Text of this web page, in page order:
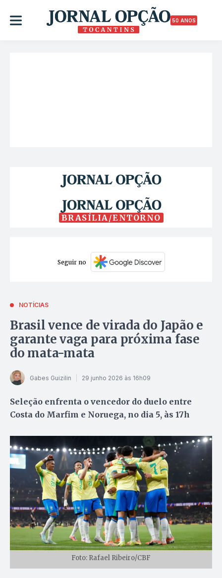
50 ANOS
BRASÍLIA/ENTORNO
Seguir no
NOTÍCIAS
Brasil vence de virada do Japão e
garante vaga para próxima fase
do mata-mata
Gabes Guizilin 29 junho 2026 às 16h09
Seleção enfrenta o vencedor do duelo entre
Costa do Marfim e Noruega, no dia 5, às 17h
Foto: Rafael Ribeiro/CBF